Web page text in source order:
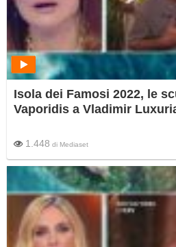
Isola dei Famosi 2022, le
Vaporidis a Vladimir
1.448 di Mediaset